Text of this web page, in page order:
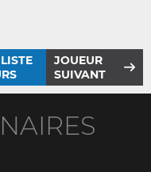
JOUEUR
SUIVANT